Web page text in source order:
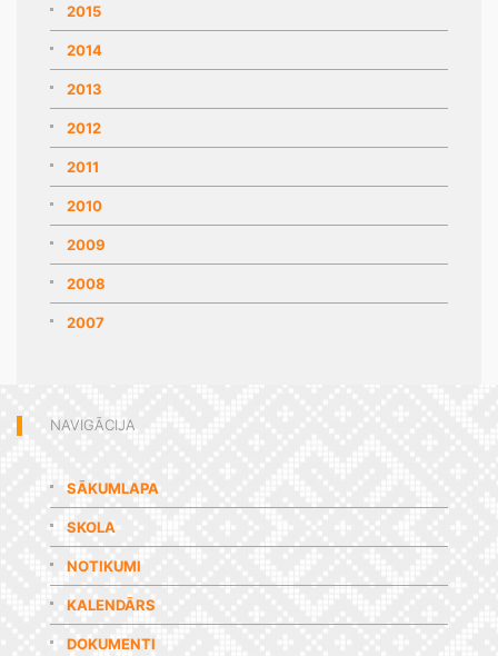
2015
2014
2013
2012
2011
2010
2009
2008
2007
NAVIGĀCIJA
SĀKUMLAPA
SKOLA
NOTIKUMI
KALENDĀRS
DOKUMENTI